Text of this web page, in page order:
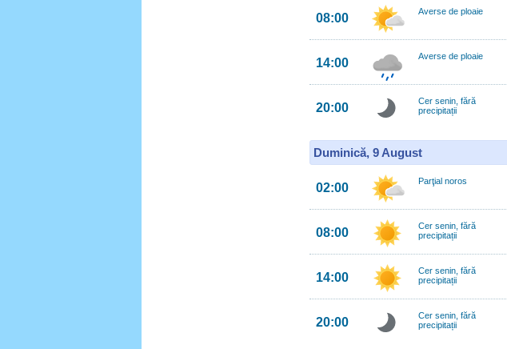
08:00 Averse de ploaie
14:00 Averse de ploaie
20:00
Cer senin, fără
precipitații
Duminică, 9 August
02:00 Parţial noros
08:00
Cer senin, fără
precipitații
14:00
Cer senin, fără
precipitații
20:00
Cer senin, fără
precipitații